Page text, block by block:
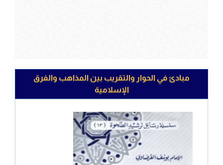
مبادئ في الحوار والتقريب بين المذاهب والفرق
الإسلامية